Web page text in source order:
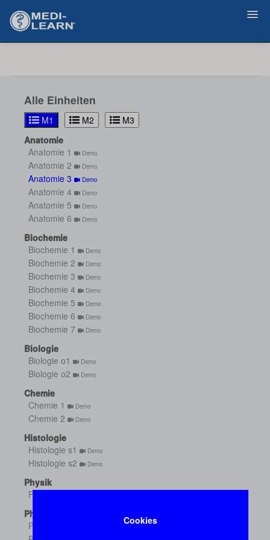
Cookies
Alle Einheiten
M1 M2
M3
Anatomie
Anatomie 1
Demo
Anatomie 2 Demo
Anatomie 3 Demo
Anatomie 4 Demo
Anatomie 5 Demo
Anatomie 6 Demo
Biochemie
Biochemie 1
Demo
Biochemie 2 Demo
Biochemie 3 Demo
Biochemie 4 Demo
Biochemie 5 Demo
Biochemie 6 Demo
Biochemie 7 Demo
Biologie
Biologie o1
Demo
Biologie o2 Demo
Chemie
Chemie 1
Demo
Chemie 2 Demo
Histologie
Histologie s1
Demo
Histologie s2 Demo
Physik
Physik
Physiologie
Physiologie 1